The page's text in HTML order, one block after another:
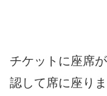
チケットに座席
認して席に座りま